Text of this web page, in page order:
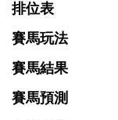
排位表
賽馬玩法
賽馬結果
賽馬預測